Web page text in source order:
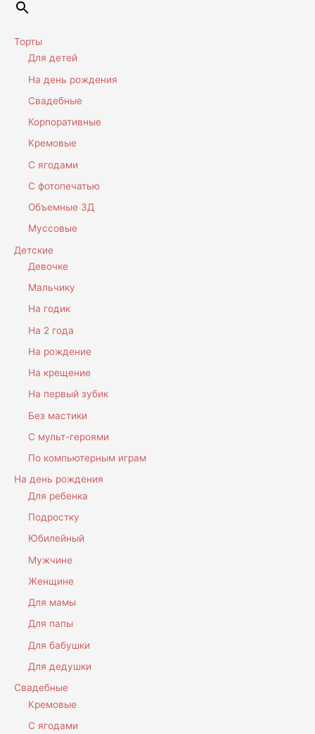
Торты
Для детей
На день рождения
Свадебные
Корпоративные
Кремовые
С ягодами
С фотопечатью
Объемные 3Д
Муссовые
Детские
Девочке
Мальчику
На годик
На 2 года
На рождение
На крещение
На первый зубик
Без мастики
С мульт-героями
По компьютерным играм
На день рождения
Для ребенка
Подростку
Юбилейный
Мужчине
Женщине
Для мамы
Для папы
Для бабушки
Для дедушки
Свадебные
Кремовые
С ягодами